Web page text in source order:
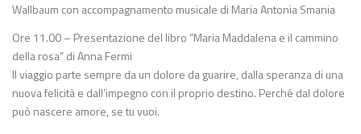
Wallbaum con accompagnamento musicale di Maria Antonia Smania
Ore 11.00 – Presentazione del libro “Maria Maddalena e il cammino
della rosa” di Anna Fermi
Il viaggio parte sempre da un dolore da guarire, dalla speranza di una
nuova felicità e dall’impegno con il proprio destino. Perché dal dolore
può nascere amore, se tu vuoi.